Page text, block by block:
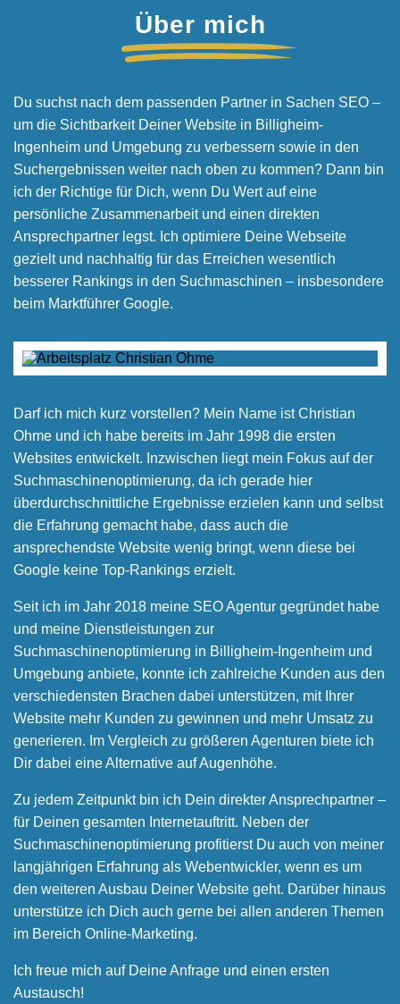
Über mich
Du suchst nach dem passenden Partner in Sachen SEO –
um die Sichtbarkeit Deiner Website in Billigheim-
Ingenheim und Umgebung zu verbessern sowie in den
Suchergebnissen weiter nach oben zu kommen? Dann bin
ich der Richtige für Dich, wenn Du Wert auf eine
persönliche Zusammenarbeit und einen direkten
Ansprechpartner legst. Ich optimiere Deine Webseite
gezielt und nachhaltig für das Erreichen wesentlich
besserer Rankings in den Suchmaschinen – insbesondere
beim Marktführer Google.
Darf ich mich kurz vorstellen? Mein Name ist Christian
Ohme und ich habe bereits im Jahr 1998 die ersten
Websites entwickelt. Inzwischen liegt mein Fokus auf der
Suchmaschinen­optimierung, da ich gerade hier
überdurchschnittliche Ergebnisse erzielen kann und selbst
die Erfahrung gemacht habe, dass auch die
ansprechendste Website wenig bringt, wenn diese bei
Google keine Top-Rankings erzielt.
Seit ich im Jahr 2018 meine SEO Agentur gegründet habe
und meine Dienstleistungen zur
Suchmaschinenoptimierung in Billigheim-Ingenheim und
Umgebung anbiete, konnte ich zahlreiche Kunden aus den
verschiedensten Brachen dabei unterstützen, mit Ihrer
Website mehr Kunden zu gewinnen und mehr Umsatz zu
generieren. Im Vergleich zu größeren Agenturen biete ich
Dir dabei eine Alternative auf Augenhöhe.
Zu jedem Zeitpunkt bin ich Dein direkter Ansprechpartner –
für Deinen gesamten Internetauftritt. Neben der
Suchmaschinenoptimierung profitierst Du auch von meiner
langjährigen Erfahrung als Webentwickler, wenn es um
den weiteren Ausbau Deiner Website geht. Darüber hinaus
unterstütze ich Dich auch gerne bei allen anderen Themen
im Bereich Online-Marketing.
Ich freue mich auf Deine Anfrage und einen ersten
Austausch!